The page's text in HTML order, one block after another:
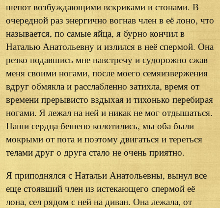
шепот возбуждающими вскриками и стонами. В
очередной раз энергично вогнав член в её лоно, что
называется, по самые яйца, я бурно кончил в
Наталью Анатольевну и излился в неё спермой. Она
резко подавшись мне навстречу и судорожно сжав
меня своими ногами, после моего семяизвержения
вдруг обмякла и расслабленно затихла, время от
времени прерывисто вздыхая и тихонько перебирая
ногами. Я лежал на ней и никак не мог отдышаться.
Наши сердца бешено колотились, мы оба были
мокрыми от пота и поэтому двигаться и тереться
телами друг о друга стало не очень приятно.
Я приподнялся с Натальи Анатольевны, вынул все
еще стоявший член из истекающего спермой её
лона, сел рядом с ней на диван. Она лежала, от